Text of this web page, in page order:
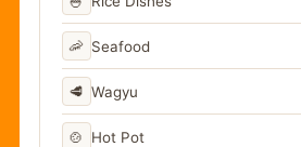
🦐 Seafood
🥩 Wagyu
🍲 Hot Pot